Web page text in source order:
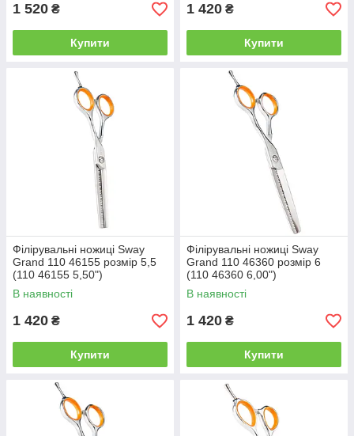
1 520 ₴
Купити
1 420 ₴
Купити
Філірувальні ножиці Sway
Grand 110 46155 розмір 5,5
(110 46155 5,50")
В наявності
1 420 ₴
Купити
Філірувальні ножиці Sway
Grand 110 46360 розмір 6
(110 46360 6,00")
В наявності
1 420 ₴
Купити